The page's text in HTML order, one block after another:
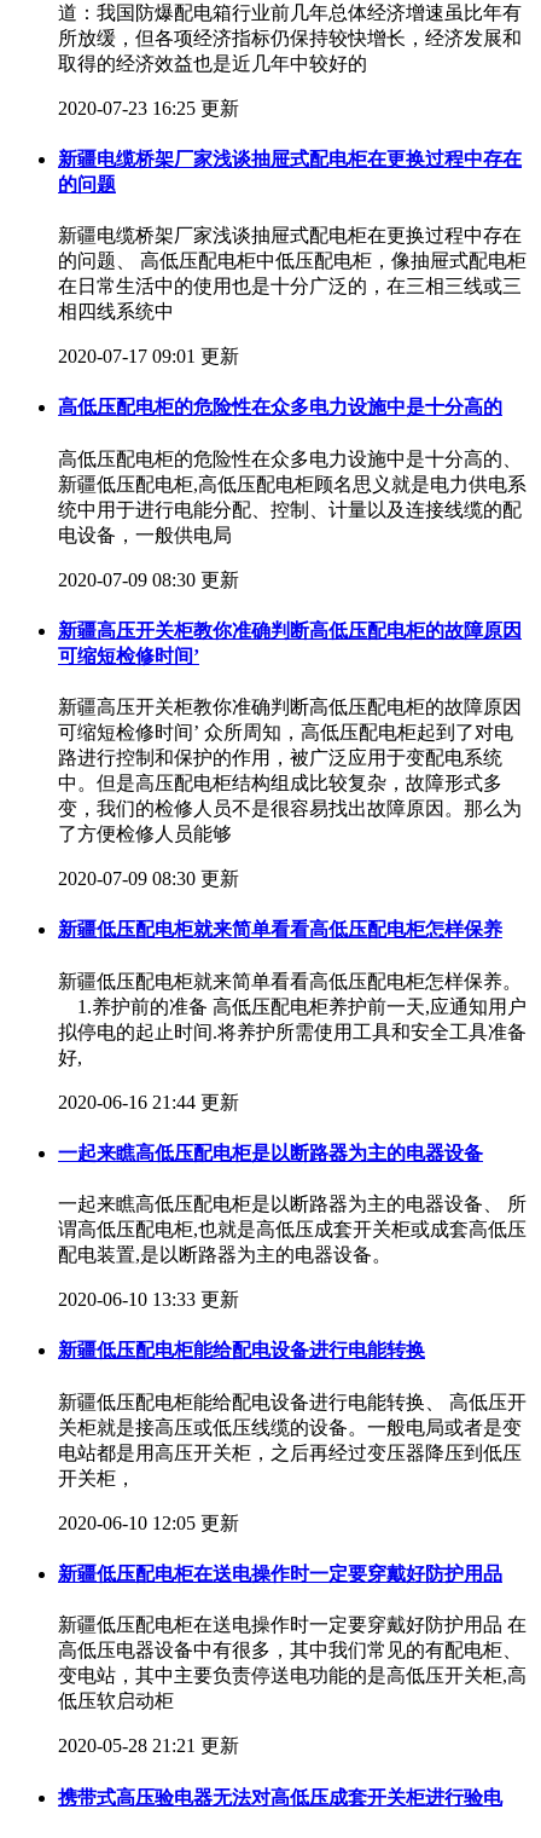
道：我国防爆配电箱行业前几年总体经济增速虽比年有
所放缓，但各项经济指标仍保持较快增长，经济发展和
取得的经济效益也是近几年中较好的
2020-07-23 16:25 更新
新疆电缆桥架厂家浅谈抽屉式配电柜在更换过程中存在
的问题
新疆电缆桥架厂家浅谈抽屉式配电柜在更换过程中存在
的问题、 高低压配电柜中低压配电柜，像抽屉式配电柜
在日常生活中的使用也是十分广泛的，在三相三线或三
相四线系统中
2020-07-17 09:01 更新
高低压配电柜的危险性在众多电力设施中是十分高的
高低压配电柜的危险性在众多电力设施中是十分高的、
新疆低压配电柜,高低压配电柜顾名思义就是电力供电系
统中用于进行电能分配、控制、计量以及连接线缆的配
电设备，一般供电局
2020-07-09 08:30 更新
新疆高压开关柜教你准确判断高低压配电柜的故障原因
可缩短检修时间’
新疆高压开关柜教你准确判断高低压配电柜的故障原因
可缩短检修时间’ 众所周知，高低压配电柜起到了对电
路进行控制和保护的作用，被广泛应用于变配电系统
中。但是高压配电柜结构组成比较复杂，故障形式多
变，我们的检修人员不是很容易找出故障原因。那么为
了方便检修人员能够
2020-07-09 08:30 更新
新疆低压配电柜就来简单看看高低压配电柜怎样保养
新疆低压配电柜就来简单看看高低压配电柜怎样保养。
1.养护前的准备 高低压配电柜养护前一天,应通知用户
拟停电的起止时间.将养护所需使用工具和安全工具准备
好,
2020-06-16 21:44 更新
一起来瞧高低压配电柜是以断路器为主的电器设备
一起来瞧高低压配电柜是以断路器为主的电器设备、 所
谓高低压配电柜,也就是高低压成套开关柜或成套高低压
配电装置,是以断路器为主的电器设备。
2020-06-10 13:33 更新
新疆低压配电柜能给配电设备进行电能转换
新疆低压配电柜能给配电设备进行电能转换、 高低压开
关柜就是接高压或低压线缆的设备。一般电局或者是变
电站都是用高压开关柜，之后再经过变压器降压到低压
开关柜，
2020-06-10 12:05 更新
新疆低压配电柜在送电操作时一定要穿戴好防护用品
新疆低压配电柜在送电操作时一定要穿戴好防护用品 在
高低压电器设备中有很多，其中我们常见的有配电柜、
变电站，其中主要负责停送电功能的是高低压开关柜,高
低压软启动柜
2020-05-28 21:21 更新
携带式高压验电器无法对高低压成套开关柜进行验电